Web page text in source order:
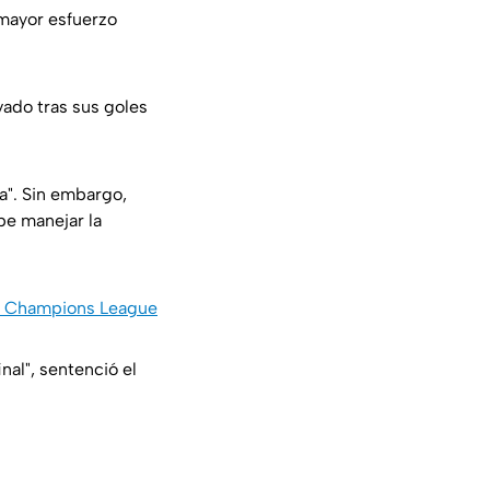
esfuerzo
tras sus goles
Sin embargo,
manejar la
League
sentenció el